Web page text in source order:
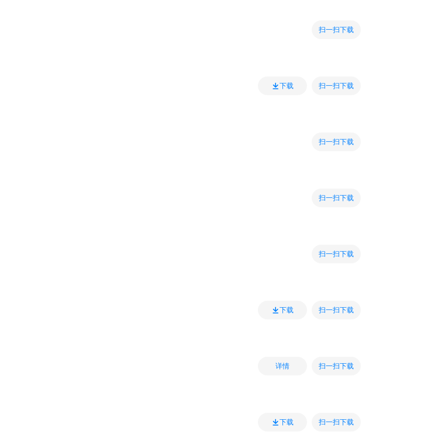
扫一扫下载
下载 扫一扫下载
扫一扫下载
扫一扫下载
扫一扫下载
下载 扫一扫下载
详情 扫一扫下载
下载 扫一扫下载